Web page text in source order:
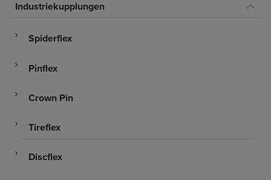
Industriekupplungen
Spiderflex
Pinflex
Crown Pin
Tireflex
Discflex